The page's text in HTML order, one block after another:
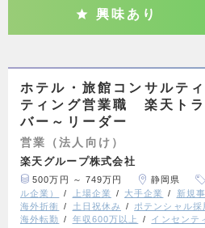
興味あり
ホテル・旅館コンサルテ
ティング営業職 楽天ト
バー～リーダー
営業（法人向け）
楽天グループ株式会社
500万円 ～ 749万円 静岡県
ル企業）
上場企業 大手企業 新規
海外折衝
土日祝休み ポテンシャル採
海外転勤
年収600万以上 インセンテ